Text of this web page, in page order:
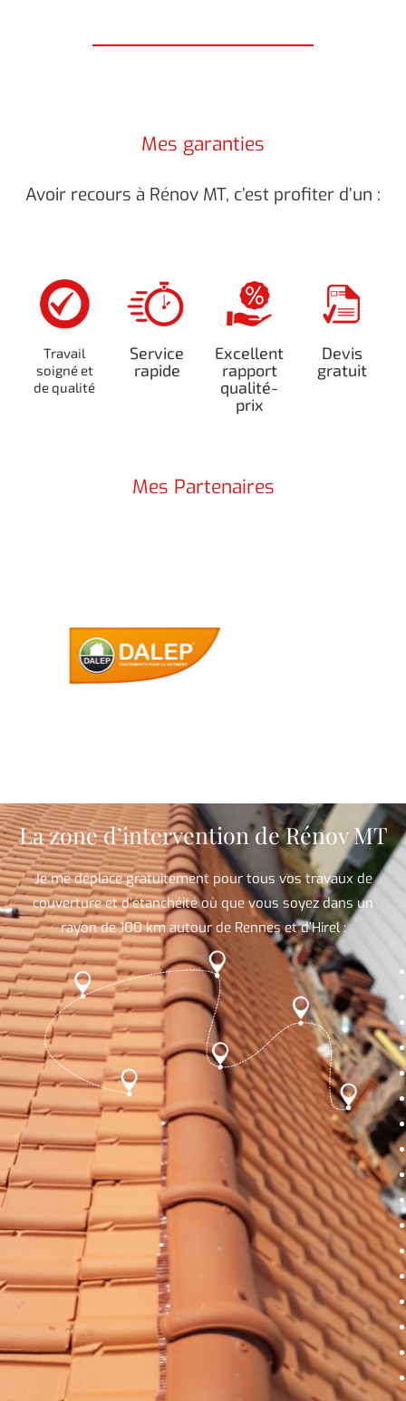
Mes garanties
Avoir recours à Rénov MT, c’est profiter d’un :
Travail
soigné et
de qualité
Service
rapide
Excellent
rapport
qualité-
prix
Devis
gratuit
Mes Partenaires
La zone d’intervention de Rénov MT
Je me déplace gratuitement pour tous vos travaux de
couverture et d’étanchéité où que vous soyez dans un
rayon de 100 km autour de Rennes et d’Hirel :